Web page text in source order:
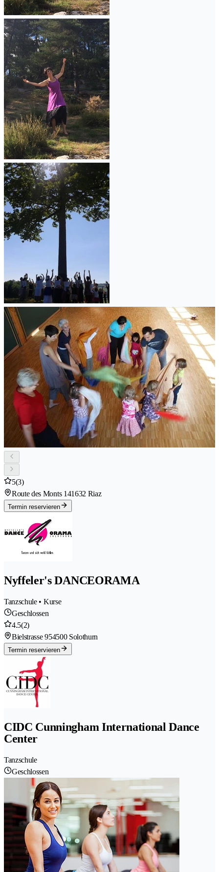
5(3)
Route des Monts 141632 Riaz
Termin reservieren
Nyffeler's DANCEORAMA
Tanzschule • Kurse
Geschlossen
4.5(2)
Bielstrasse 954500 Solothurn
Termin reservieren
CIDC Cunningham International Dance
Center
Tanzschule
Geschlossen